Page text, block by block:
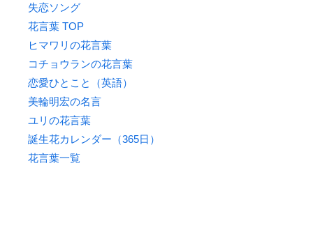
失恋ソング
花言葉 TOP
ヒマワリの花言葉
コチョウランの花言葉
恋愛ひとこと（英語）
美輪明宏の名言
ユリの花言葉
誕生花カレンダー（365日）
花言葉一覧